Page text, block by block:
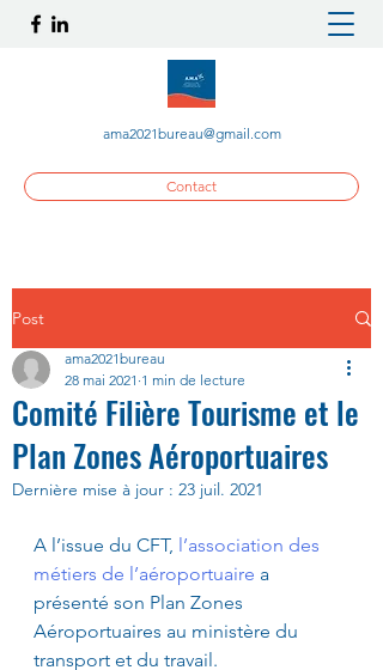
Contact
ama2021bureau@gmail.com
Post
Comité Filière Tourisme et le
Plan Zones Aéroportuaires
ama2021bureau
28 mai 2021 1 min de lecture
Dernière mise à jour : 23 juil. 2021
A l’issue du CFT, l’association des
métiers de l’aéroportuaire a
présenté son Plan Zones
Aéroportuaires au ministère du
transport et du travail.